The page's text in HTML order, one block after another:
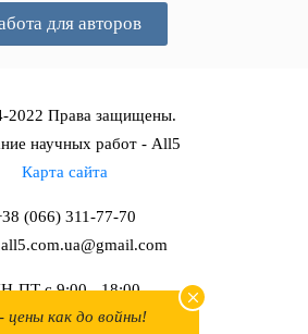
для авторов
2022 Права защищены.
научных работ - All5
Карта сайта
(066) 311-77-70
ПТ с 9:00 - 18:00
ВС с 10:00 - 17:00
как до войны!